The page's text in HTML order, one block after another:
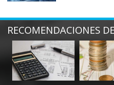
RECOMENDACIONES